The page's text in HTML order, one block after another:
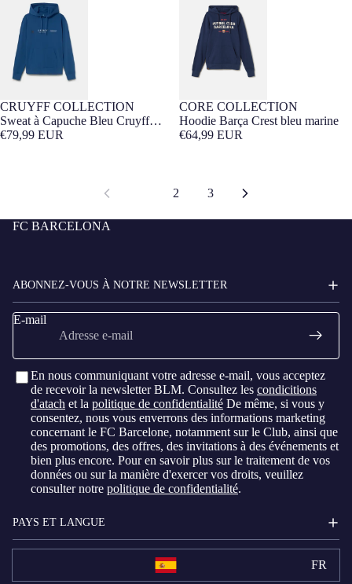
Barça Exclusif
CRUYFF COLLECTION
Sweat à Capuche Bleu Cruyff
Barça
€79,99 EUR
Barça Exclusif
CORE COLLECTION
Hoodie Barça Crest bleu marine
€64,99 EUR
2 3
FC BARCELONA
ABONNEZ-VOUS À NOTRE NEWSLETTER
E-mail
En nous communiquant votre adresse e-mail, vous acceptez
de recevoir la newsletter BLM. Consultez les condicitions
d'atach et la politique de confidentialité De même, si vous y
consentez, nous vous enverrons des informations marketing
concernant le FC Barcelone, notamment sur le Club, ainsi que
des promotions, des offres, des invitations à des événements et
bien plus encore. Pour en savoir plus sur le traitement de vos
données ou sur la manière d'exercer vos droits, veuillez
consulter notre politique de confidentialité.
PAYS ET LANGUE
FR